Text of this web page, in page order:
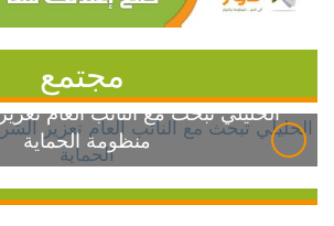
مجتمع
الخليلي تبحث مع النائب العام
منظومة الحماية